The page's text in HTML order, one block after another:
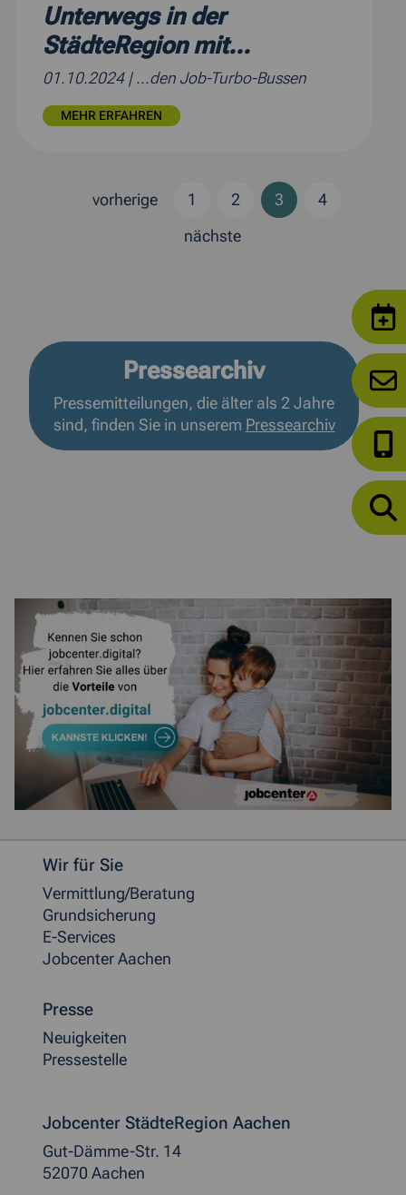
Unterwegs in der
StädteRegion mit...
01.10.2024 | ...den Job-Turbo-Bussen
MEHR ERFAHREN
vorherige 1 2 3
4
nächste
Pressearchiv
Pressemitteilungen, die älter als 2 Jahre
sind, finden Sie in unserem Pressearchiv
Weitere allgemeine Informationen
Wir für Sie
Vermittlung/Beratung
Grundsicherung
E-Services
Jobcenter Aachen
Presse
Neuigkeiten
Pressestelle
Jobcenter StädteRegion Aachen
Gut-Dämme-Str. 14
52070 Aachen